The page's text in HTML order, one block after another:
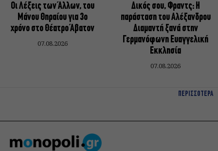
Οι Λέξεις των Άλλων, του
Μάνου Θηραίου για 3ο
χρόνο στο Θέατρο Άβατον
07.08.2026
Δικός σου, Φραντς: Η
παράσταση του Αλέξανδρου
Διαμαντή ξανά στην
Γερμανόφωνη Ευαγγελική
Εκκλησία
07.08.2026
ΠΕΡΙΣΣΟΤΕΡΑ